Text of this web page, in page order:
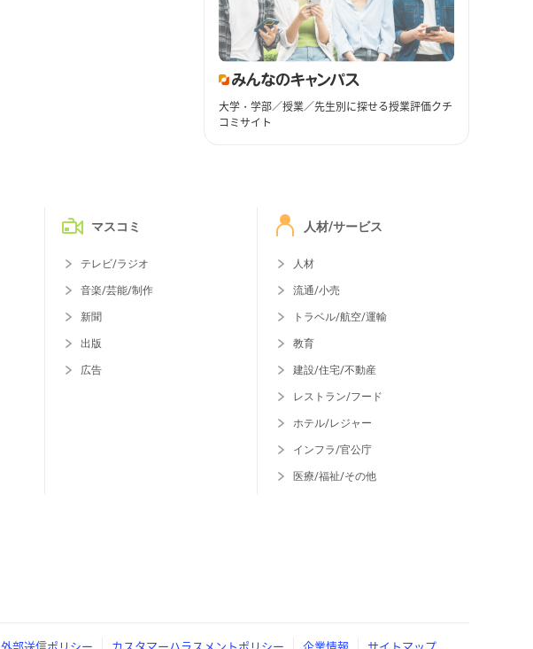
大学・学部／授業／先生別に探せる授業評価クチ
コミサイト
マスコミ
テレビ/ラジオ
音楽/芸能/制作
新聞
出版
広告
人材/サービス
人材
流通/小売
トラベル/航空/運輸
教育
建設/住宅/不動産
レストラン/フード
ホテル/レジャー
インフラ/官公庁
医療/福祉/その他